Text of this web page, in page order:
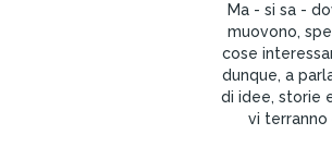
Ma - si sa -
muovono,
cose
dunque, a
di idee, storie
vi terranno